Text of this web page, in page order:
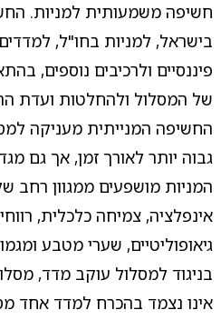
חשיפה משמעותית למניות.
בישראל, למניות בחו"ל,
פיננסיים ולרכיבים נוספים,
של המסלול ולהחלטות ועדת
החשיפה המנייתית מעניקה
גבוה יותר לאורך זמן, אך גם
המניות מושפעים ממגוון רחב
אינפלציה, צמיחה כלכלית,
גיאופוליטיים, שערי מטבע
בניגוד למסלול עוקב מדד,
אינו נצמד בהכרח למדד אחד